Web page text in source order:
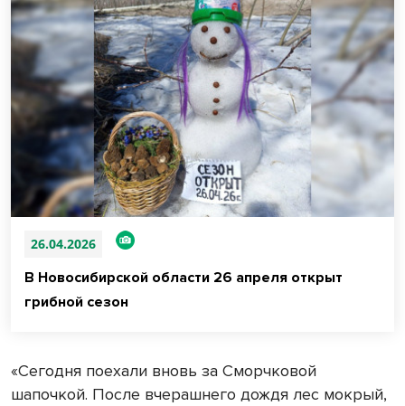
26.04.2026
В Новосибирской области 26 апреля открыт
грибной сезон
«Сегодня поехали вновь за Сморчковой
шапочкой. После вчерашнего дождя лес мокрый,